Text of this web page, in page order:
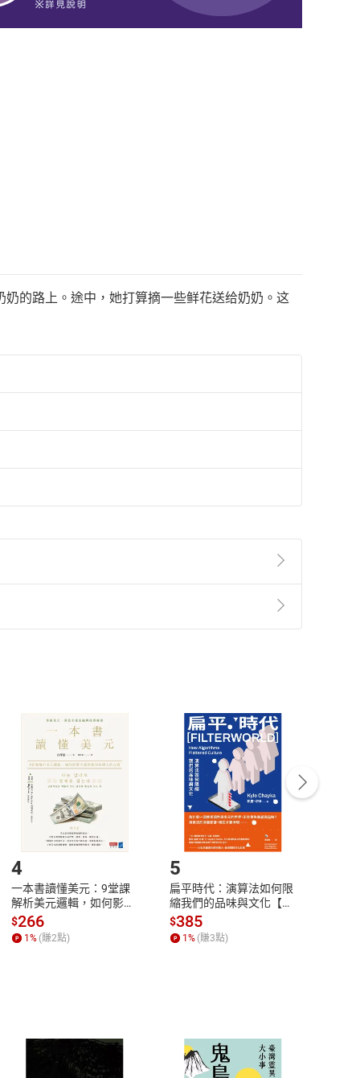
的路上。途中，她打算摘一些鲜花送给奶奶。这
第2條第5款之規定，「非以有形媒介提供之數位
點選「瀏覽訂單明細」 「申請取消訂單/退
貨。
付款方式
Payment
完成訂單
Complete
號，下載書籍後看書
4
一本書讀懂美元：9堂課
解析美元邏輯，如何影響
全球經濟和每個人的投資
【電子書】
$266
1% (賺2點)
5
扁平時代：演算法如何限
縮我們的品味與文化【電
子書】
$385
1% (賺3點)